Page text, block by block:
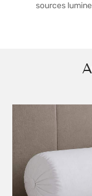
sources